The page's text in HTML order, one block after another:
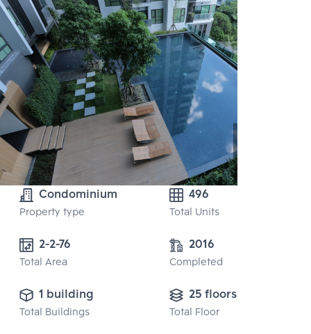
Condominium
Property type
496
Total Units
2-2-76
Total Area
2016
Completed
1 building
Total Buildings
25 floors
Total Floor